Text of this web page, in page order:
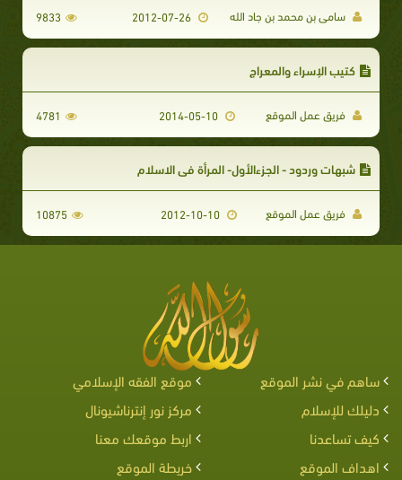
سامى بن محمد بن جاد الله 9833
كتيب الإسراء والمعراج
فريق عمل الموقع 4781
شبهات وردود - الجزءالأول- المرأة في الاسلام
فريق عمل الموقع 10875
ساهم في نشر الموقع
موقع الفقه الإسلامي
دليلك للإسلام
مركز نور إنترناشيونال
كيف تساعدنا
اربط موقعك معنا
اهداف الموقع
خريطة الموقع